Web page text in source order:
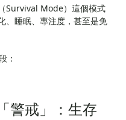
Survival Mode）這個模式
、睡眠、專注度，甚至是免
：
戒」：生存